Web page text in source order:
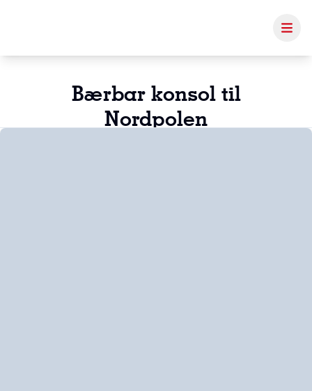
Bærbar konsol til
Nordpolen